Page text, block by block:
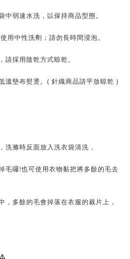
弱速水洗，以保持商品型態。
用中性洗劑；請勿長時間浸泡。
採用陰乾方式晾乾。
溫墊布熨燙。( 針織商品請平放晾乾 )
洗滌時反面放入洗衣袋清洗，
毛囉!也可使用衣物黏把將多餘的毛去
，多餘的毛會掉落在衣服的裁片上，